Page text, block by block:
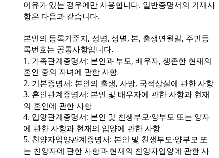
이유가 있는 경우에만 사용합니다. 일반증명서의 기재사
항은 다음과 같습니다.
본인의 등록기준지, 성명, 성별, 본, 출생연월일, 주민등
록번호는 공통사항입니다.
1. 가족관계증명서: 본인과 부모, 배우자, 생존한 현재의
혼인 중의 자녀에 관한 사항
2. 기본증명서: 본인의 출생, 사망, 국적상실에 관한 사항
3. 혼인관계증명서: 본인 및 배우자에 관한 사항과 현재
의 혼인에 관한 사항
4. 입양관계증명서: 본인 및 친생부모·양부모 또는 양자
에 관한 사항과 현재의 입양에 관한 사항
5. 친양자입양관계증명서: 본인 및 친생부모·양부모 또
는 친양자에 관한 사항과 현재의 친양자입양에 관한 사